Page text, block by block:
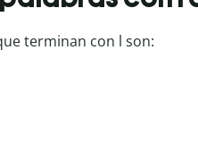
terminan con l son: